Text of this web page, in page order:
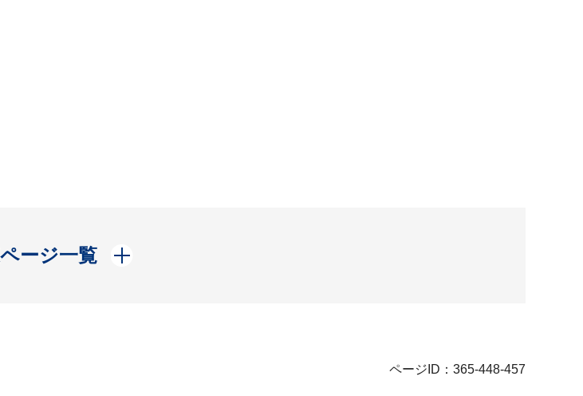
ージ一覧
開く
ページID：365-448-457